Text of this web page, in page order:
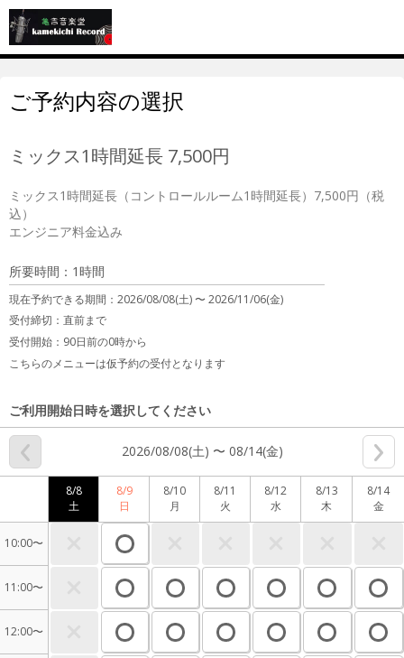
ご予約内容の選択
ミックス1時間延長 7,500円
ミックス1時間延長（コントロールルーム1時間延長）7,500円（税
込）
エンジニア料金込み
所要時間：1時間
現在予約できる期間： 2026/08/08(土) 〜2026/11/06(金)
受付締切： 直前まで
受付開始： 90日前の0時から
こちらのメニューは仮予約の受付となります
ご利用開始日時を選択してください
2026/08/08(土) 〜 08/14(金)
8/8
土
8/9
日
8/10
月
8/11
火
8/12
水
8/13
木
8/14
金
10:00〜
11:00〜
12:00〜